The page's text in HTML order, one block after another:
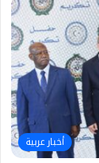
أخبار عربية